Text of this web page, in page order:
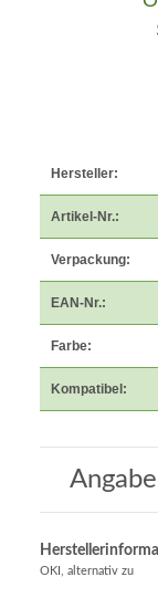
Hersteller:
Artikel-Nr.:
Verpackung:
EAN-Nr.:
Farbe:
Kompatibel:
OKI, alternativ zu